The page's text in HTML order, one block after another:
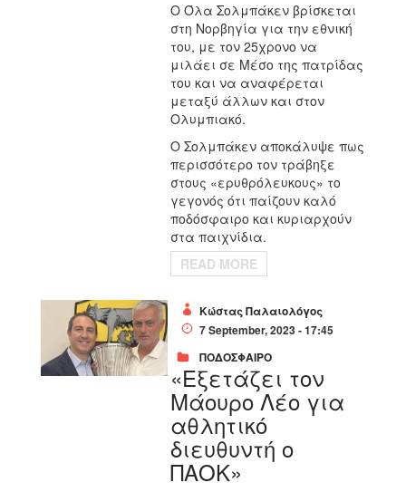
Ο Όλα Σολμπάκεν βρίσκεται
στη Νορβηγία για την εθνική
του, με τον 25χρονο να
μιλάει σε Μέσο της πατρίδας
του και να αναφέρεται
μεταξύ άλλων και στον
Ολυμπιακό.
Ο Σολμπάκεν αποκάλυψε πως
περισσότερο τον τράβηξε
στους «ερυθρόλευκους» το
γεγονός ότι παίζουν καλό
ποδόσφαιρο και κυριαρχούν
στα παιχνίδια.
READ MORE
Κώστας Παλαιολόγος
7 September, 2023 - 17:45
ΠΟΔΟΣΦΑΙΡΟ
«Εξετάζει τον
Μάουρο Λέο για
αθλητικό
διευθυντή ο
ΠΑΟΚ»